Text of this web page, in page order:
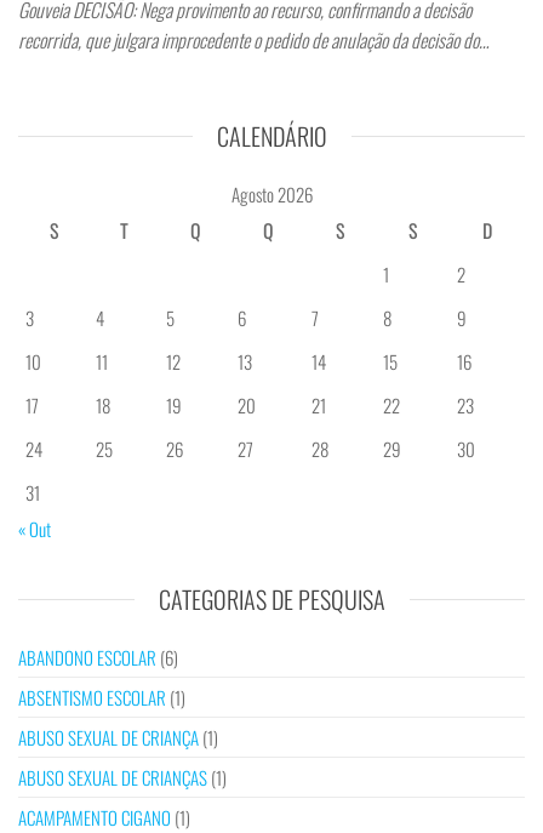
Gouveia DECISÃO: Nega provimento ao recurso, confirmando a decisão
recorrida, que julgara improcedente o pedido de anulação da decisão do…
CALENDÁRIO
Agosto 2026
S
T Q Q S S
D
1
2
3
4 5 6 7 8
9
10
11 12 13 14 15
16
17
18 19 20 21 22
23
24
25 26 27 28 29
30
31
« Out
CATEGORIAS DE PESQUISA
ABANDONO ESCOLAR (6)
ABSENTISMO ESCOLAR (1)
ABUSO SEXUAL DE CRIANÇA(1)
ABUSO SEXUAL DE CRIANÇAS(1)
ACAMPAMENTO CIGANO (1)